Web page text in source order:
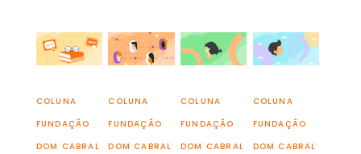
COLUNA
FUNDAÇÃO
DOM CABRAL
COLUNA
FUNDAÇÃO
DOM CABRAL
COLUNA
FUNDAÇÃO
DOM CABRAL
COLUNA
FUNDAÇÃO
DOM CABRAL